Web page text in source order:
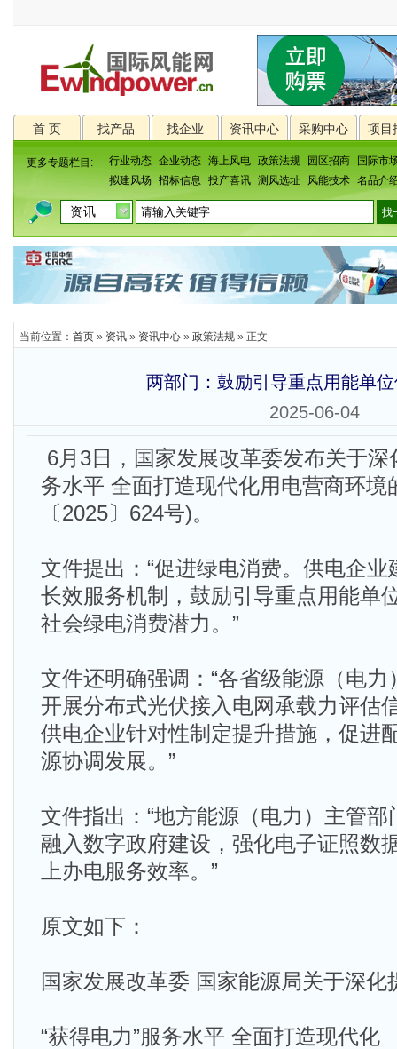
首 页 找产品 找企业 资讯中心 采购中心 项目
更多专题栏目: 行业动态 企业动态 海上风电 政策法规 园区招商
国际市
拟建风场
招标信息 投产喜讯 测风选址 风能技术 名品介
当前位置： 首页 » 资讯 » 资讯中心 » 政策法规 » 正文
两部门：鼓励引导重点用能单
2025-06-04
6月3日，国家发展改革委发布关于深
务水平 全面打造现代化用电营商环境
〔2025〕624号)。
文件提出：“促进绿电消费。供电企
长效服务机制，鼓励引导重点用能单
社会绿电消费潜力。”
文件还明确强调：“各省级能源（电
开展分布式光伏接入电网承载力评估
供电企业针对性制定提升措施，促进
源协调发展。”
文件指出：“地方能源（电力）主管
融入数字政府建设，强化电子证照数
上办电服务效率。”
原文如下：
国家发展改革委 国家能源局关于深化
“获得电力”服务水平 全面打造现代化